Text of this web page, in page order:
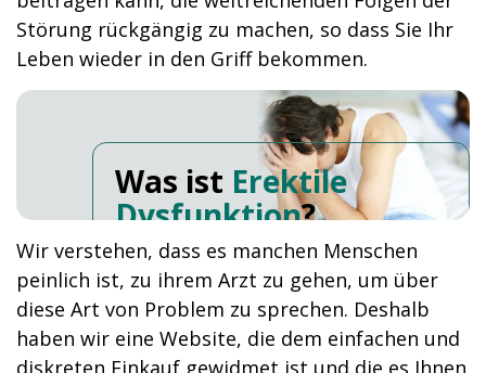
Störung rückgängig zu machen, so dass Sie Ihr
Leben wieder in den Griff bekommen.
Was ist Erektile
Dysfunktion?
Wir verstehen, dass es manchen Menschen
peinlich ist, zu ihrem Arzt zu gehen, um über
diese Art von Problem zu sprechen. Deshalb
haben wir eine Website, die dem einfachen und
diskreten Einkauf gewidmet ist und die es Ihnen